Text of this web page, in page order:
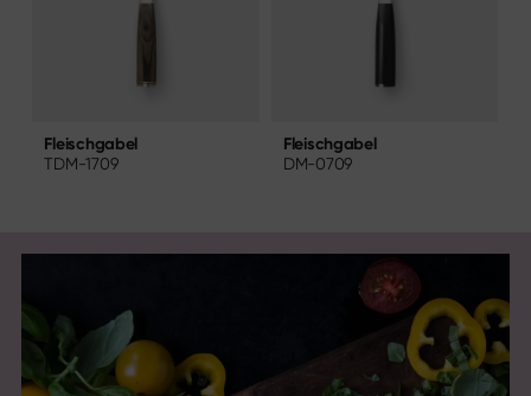
Fleischgabel
TDM-1709
Fleischgabel
DM-0709